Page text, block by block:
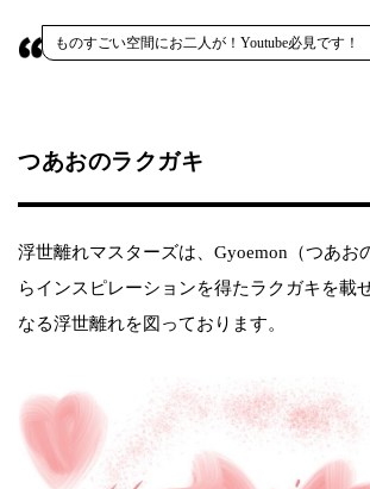
ものすごい空間にお二人が！Youtube必見です！
つあおのラクガキ
浮世離れマスターズは、Gyoemon（つあお
らインスピレーションを得たラクガキを載
なる浮世離れを図っております。​​